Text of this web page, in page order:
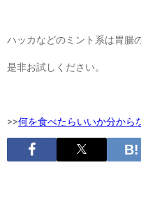
ハッカなどのミント系は胃腸
是非お試しください。
>>何を食べたらいいか分から